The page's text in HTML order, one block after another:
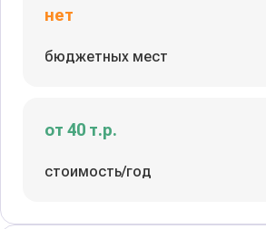
нет
бюджетных мест
от 40 т.р.
стоимость/год